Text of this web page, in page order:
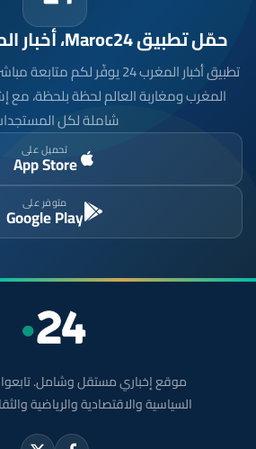
حمّل تطبيق Maroc24، أخبار المغرب تصلك أولاً
تطبيق أخبار المغرب 24 يوفّر
المغرب ومغاربة العالم لحظة بلحظة، مع
شاملة لكل
تحميل على
App Store
متوفر على
Google Play
موقع إخباري مستقل وشامل. تابعوا
السياسية والاقتصادية والرياضية